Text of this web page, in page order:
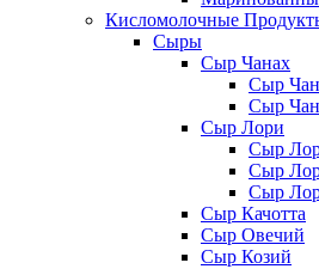
Кисломолочные
Сыры
Сыр Чанах
Сыр
Сыр
Сыр Лори
Сыр
Сыр
Сыр
Сыр Качотта
Сыр Овечий
Сыр Козий